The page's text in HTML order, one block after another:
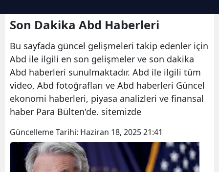
Son Dakika Abd Haberleri
Bu sayfada güncel gelişmeleri takip edenler için
Abd ile ilgili en son gelişmeler ve son dakika
Abd haberleri sunulmaktadır. Abd ile ilgili tüm
video, Abd fotoğrafları ve Abd haberleri Güncel
ekonomi haberleri, piyasa analizleri ve finansal
haber Para Bülten'de. sitemizde
Güncelleme Tarihi: Haziran 18, 2025 21:41